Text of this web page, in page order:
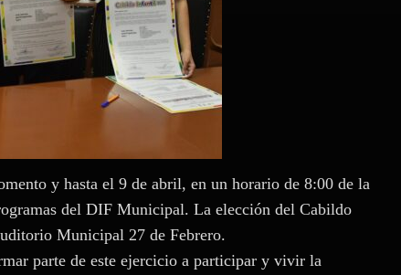
y hasta el 9 de abril, en un horario de 8:00 de la
del DIF Municipal. La elección del Cabildo
Municipal 27 de Febrero.
parte de este ejercicio a participar y vivir la